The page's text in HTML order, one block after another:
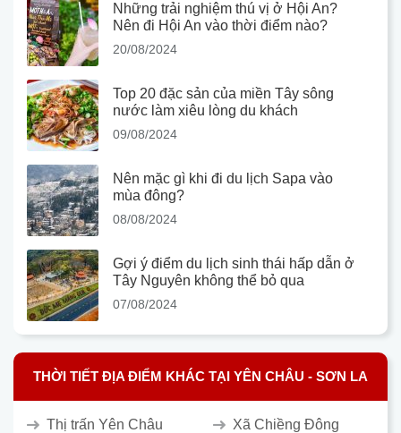
Những trải nghiệm thú vị ở Hội An?
Nên đi Hội An vào thời điểm nào?
20/08/2024
Top 20 đặc sản của miền Tây sông
nước làm xiêu lòng du khách
09/08/2024
Nên mặc gì khi đi du lịch Sapa vào
mùa đông?
08/08/2024
Gợi ý điểm du lịch sinh thái hấp dẫn ở
Tây Nguyên không thể bỏ qua
07/08/2024
THỜI TIẾT ĐỊA ĐIỂM KHÁC TẠI YÊN CHÂU - SƠN LA
Thị trấn Yên Châu Xã Chiềng Đông